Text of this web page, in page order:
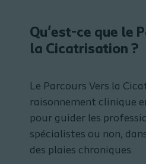
Qu'est-ce que le
la Cicatrisation ?
Le Parcours Vers la
raisonnement clinique
pour guider les
spécialistes ou non,
des plaies chroniques.